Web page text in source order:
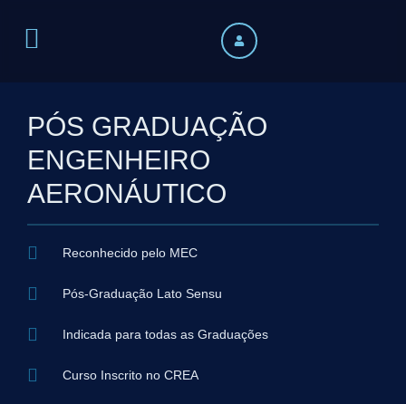
PÓS GRADUAÇÃO
ENGENHEIRO
AERONÁUTICO
Reconhecido pelo MEC
Pós-Graduação Lato Sensu
Indicada para todas as Graduações
Curso Inscrito no CREA